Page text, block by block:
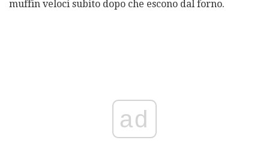
muffin veloci subito dopo che escono dal forno.
ad